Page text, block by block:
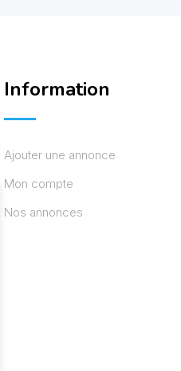
Information
Ajouter une annonce
Mon compte
Nos annonces